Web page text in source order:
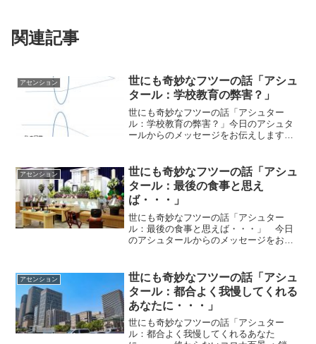
関連記事
アセンション
世にも奇妙なフツーの話「アシュ
タール：学校教育の弊害？」
世にも奇妙なフツーの話「アシュター
ル：学校教育の弊害？」今日のアシュタ
ールからのメッセージをお伝えしますね
ることに感謝します。 あなた達は学校の
教育で答えは一つだと ...
アセンション
世にも奇妙なフツーの話「アシュ
タール：最後の食事と思え
ば・・・」
世にも奇妙なフツーの話「アシュター
ル：最後の食事と思えば・・・」 今日
のアシュタールからのメッセージをお伝
てお話できることに感謝します。 ”死”を
意識して生きてくださ...
アセンション
世にも奇妙なフツーの話「アシュ
タール：都合よく我慢してくれる
あなたに・・・」
世にも奇妙なフツーの話「アシュター
ル：都合よく我慢してくれるあなた